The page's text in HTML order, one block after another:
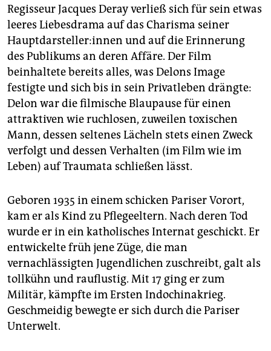
Regisseur Jacques Deray verließ sich für sein etwas
leeres Liebesdrama auf das Charisma seiner
Haupt­dar­stel­le­r:in­nen und auf die Erinnerung
des Publikums an deren Affäre. Der Film
beinhaltete bereits alles, was Delons Image
festigte und sich bis in sein Privatleben drängte:
Delon war die filmische Blaupause für einen
attraktiven wie ruchlosen, zuweilen toxischen
Mann, dessen seltenes Lächeln stets einen Zweck
verfolgt und dessen Verhalten (im Film wie im
Leben) auf Traumata schließen lässt.
Geboren 1935 in einem schicken Pariser Vorort,
kam er als Kind zu Pflegeeltern. Nach deren Tod
wurde er in ein katholisches Internat geschickt. Er
entwickelte früh jene Züge, die man
vernachlässigten Jugendlichen zuschreibt, galt als
tollkühn und rauflustig. Mit 17 ging er zum
Militär, kämpfte im Ersten Indochinakrieg.
Geschmeidig bewegte er sich durch die Pariser
Unterwelt.